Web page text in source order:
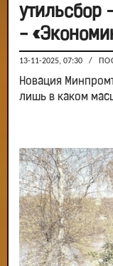
утильсбор
-
13-11-2025, 07:30 /
Новация
лишь в каком